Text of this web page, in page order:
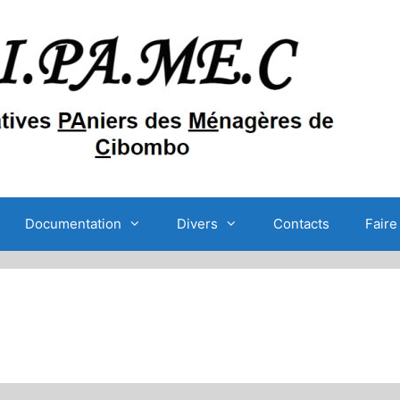
Documentation Divers Contacts